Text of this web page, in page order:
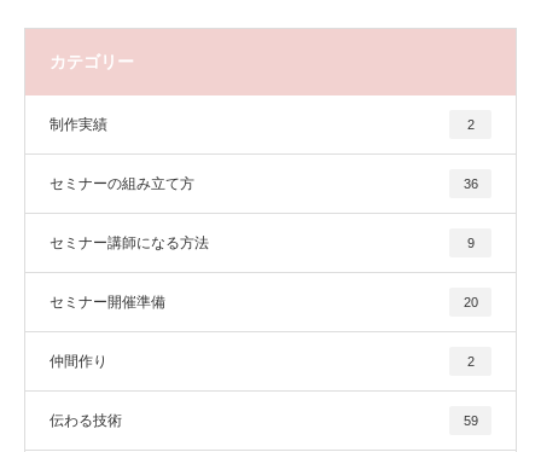
カテゴリー
制作実績 2
セミナーの組み立て方 36
セミナー講師になる方法 9
セミナー開催準備 20
仲間作り 2
伝わる技術 59